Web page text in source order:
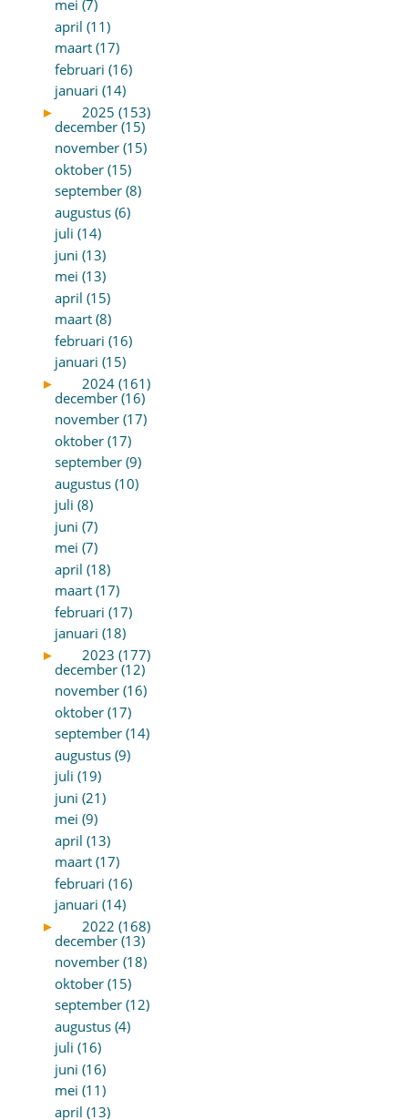
mei (7)
april (11)
maart (17)
februari (16)
januari (14)
►
2025 (153)
december (15)
november (15)
oktober (15)
september (8)
augustus (6)
juli (14)
juni (13)
mei (13)
april (15)
maart (8)
februari (16)
januari (15)
►
2024 (161)
december (16)
november (17)
oktober (17)
september (9)
augustus (10)
juli (8)
juni (7)
mei (7)
april (18)
maart (17)
februari (17)
januari (18)
►
2023 (177)
december (12)
november (16)
oktober (17)
september (14)
augustus (9)
juli (19)
juni (21)
mei (9)
april (13)
maart (17)
februari (16)
januari (14)
►
2022 (168)
december (13)
november (18)
oktober (15)
september (12)
augustus (4)
juli (16)
juni (16)
mei (11)
april (13)